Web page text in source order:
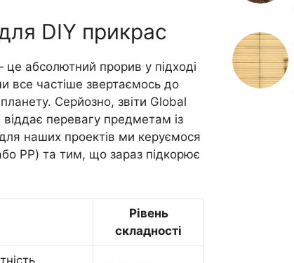
DIY прикрас
абсолютний прорив у підході
все частіше звертаємось до
Серйозно, звіти Global
перевагу предметам із
наших проектів ми керуємося
PP) та тим, що зараз підкорює
Рівень
складності